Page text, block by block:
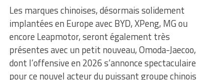
Les marques chinoises, désormais solidement
implantées en Europe avec BYD, XPeng, MG ou
encore Leapmotor, seront également très
présentes avec un petit nouveau, Omoda-Jaecoo,
dont l’offensive en 2026 s’annonce spectaculaire
pour ce nouvel acteur du puissant groupe chinois